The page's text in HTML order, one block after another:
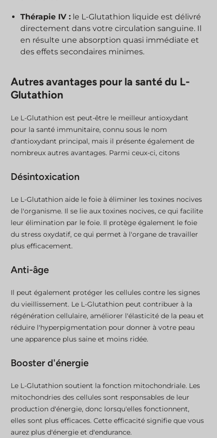
Thérapie IV : le L-Glutathion liquide est délivré
directement dans votre circulation sanguine. Il
en résulte une absorption quasi immédiate et
des effets secondaires minimes.
Autres avantages pour la santé du L-
Glutathion
Le L-Glutathion est peut-être le meilleur antioxydant
pour la santé immunitaire, connu sous le nom
d'antioxydant principal, mais il présente également de
nombreux autres avantages. Parmi ceux-ci, citons
Désintoxication
Le L-Glutathion aide le foie à éliminer les toxines nocives
de l'organisme. Il se lie aux toxines nocives, ce qui facilite
leur élimination par le foie. Il protège également le foie
du stress oxydatif, ce qui permet à l'organe de travailler
plus efficacement.
Anti-âge
Il peut également protéger les cellules contre les signes
du vieillissement. Le L-Glutathion peut contribuer à la
régénération cellulaire, améliorer l'élasticité de la peau et
réduire l'hyperpigmentation pour donner à votre peau
une apparence plus saine et moins ridée.
Booster d'énergie
Le L-Glutathion soutient la fonction mitochondriale. Les
mitochondries des cellules sont responsables de leur
production d'énergie, donc lorsqu'elles fonctionnent,
elles sont plus efficaces. Cette efficacité signifie que vous
aurez plus d'énergie et d'endurance.